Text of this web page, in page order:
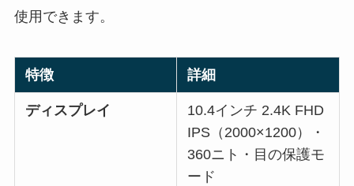
使用できます。
特徴 詳細
ディスプレイ
10.4インチ 2.4K FHD
IPS（2000×1200）・
360ニト・目の保護モ
ード